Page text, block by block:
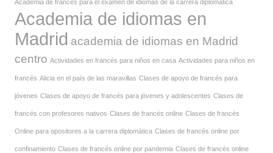
Academia de francés para el examen de idiomas de la carrera diplomática
Academia de idiomas en
Madrid academia de idiomas en Madrid
centro Actividades en francés para niños en casa Actividades para niños en
francés Alicia en el país de las maravillas Clases de apoyo de francés para
jóvenes Clases de apoyo de francés para jóvenes y adolescentes Clases de
francés con profesores nativos Clases de francés online Clases de francés
Online para opositores a la carrera diplomática Clases de francés online por
confinamiento Clases de francés online por pandemia Clases de francés online